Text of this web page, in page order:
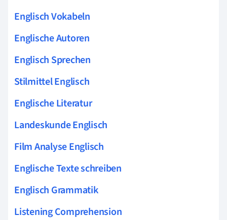
Englisch Vokabeln
Englische Autoren
Englisch Sprechen
Stilmittel Englisch
Englische Literatur
Landeskunde Englisch
Film Analyse Englisch
Englische Texte schreiben
Englisch Grammatik
Listening Comprehension